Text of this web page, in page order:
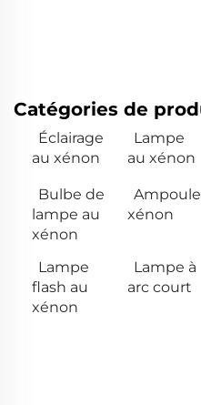
Catégories de
Éclairage
au xénon
Lampe
au xénon
Bulbe de
lampe au
xénon
Ampoule
xénon
Lampe
flash au
xénon
Lampe à
arc court